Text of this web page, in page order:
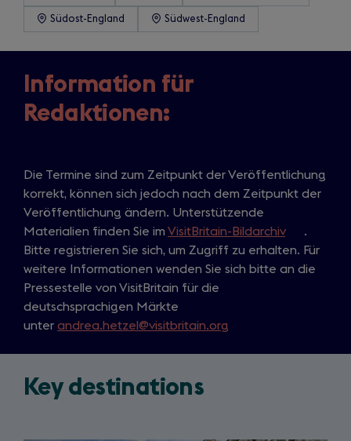
Südost-England Südwest-England
Information für
Redaktionen:
Die Termine sind zum Zeitpunkt der Veröffentlichung
korrekt, können sich jedoch nach dem Zeitpunkt der
Veröffentlichung ändern. Unterstützende
Materialien finden Sie im VisitBritain-Bildarchiv(
o
p
.
Bitte registrieren Sie sich, um Zugriff zu erhalten. Für
weitere Informationen wenden Sie sich bitte an die
Pressestelle von VisitBritain für die
deutschsprachigen Märkte
unter andrea.hetzel@visitbritain.org
Key destinations